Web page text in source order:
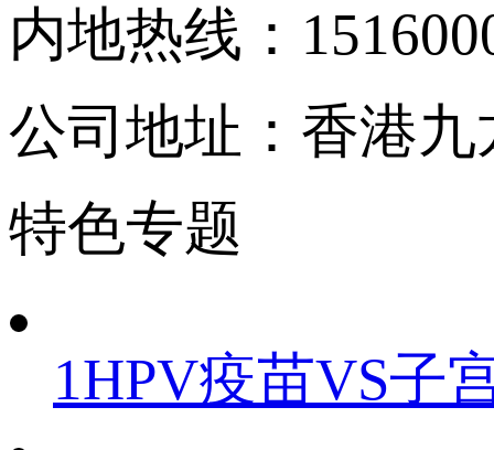
内地热线：
公司地址：香港
特色专题
1HPV疫苗VS子